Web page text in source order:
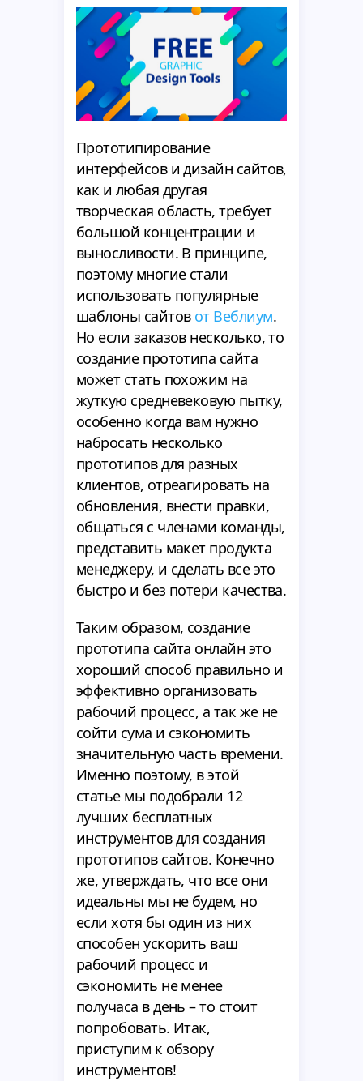
Прототипирование
интерфейсов и дизайн сайтов,
как и любая другая
творческая область, требует
большой концентрации и
выносливости. В принципе,
поэтому многие стали
использовать популярные
шаблоны сайтов от Веблиум.
Но если заказов несколько, то
создание прототипа сайта
может стать похожим на
жуткую средневековую пытку,
особенно когда вам нужно
набросать несколько
прототипов для разных
клиентов, отреагировать на
обновления, внести правки,
общаться с членами команды,
представить макет продукта
менеджеру, и сделать все это
быстро и без потери качества.
Таким образом, создание
прототипа сайта онлайн это
хороший способ правильно и
эффективно организовать
рабочий процесс, а так же не
сойти сума и сэкономить
значительную часть времени.
Именно поэтому, в этой
статье мы подобрали 12
лучших бесплатных
инструментов для создания
прототипов сайтов. Конечно
же, утверждать, что все они
идеальны мы не будем, но
если хотя бы один из них
способен ускорить ваш
рабочий процесс и
сэкономить не менее
получаса в день – то стоит
попробовать. Итак,
приступим к обзору
инструментов!